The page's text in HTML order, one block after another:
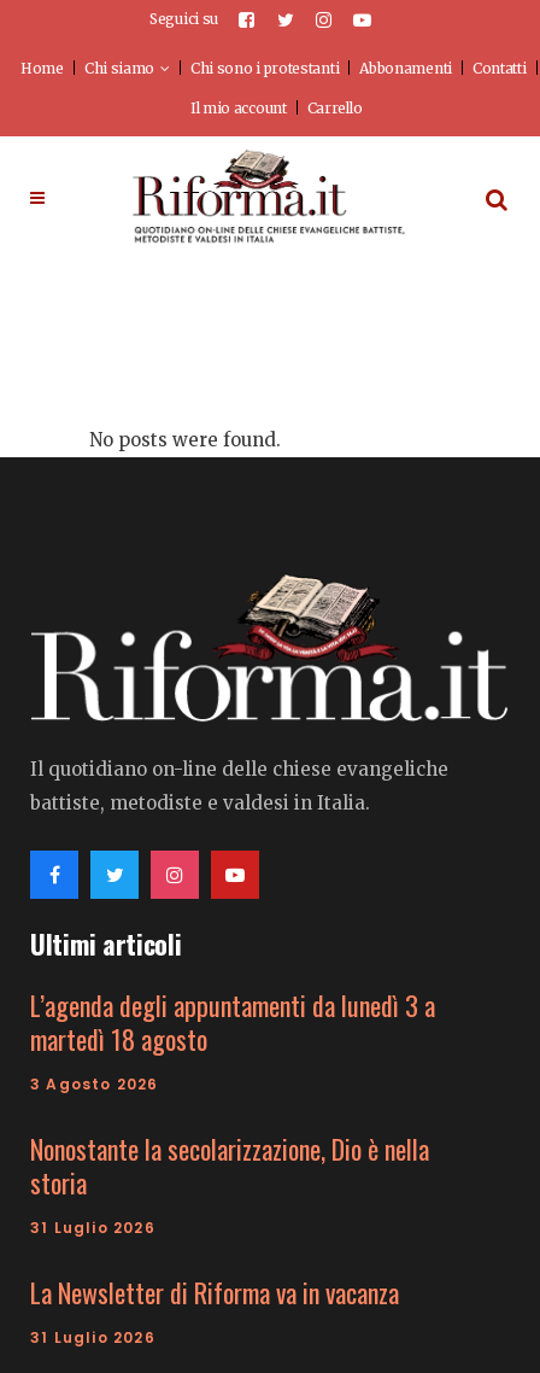
Seguici su
Home Chi siamo Chi sono i protestanti Abbonamenti Contatti
Il mio account Carrello
No posts were found.
Il quotidiano on-line delle chiese evangeliche
battiste, metodiste e valdesi in Italia.
Ultimi articoli
L’agenda degli appuntamenti da lunedì 3 a
martedì 18 agosto
3 Agosto 2026
Nonostante la secolarizzazione, Dio è nella
storia
31 Luglio 2026
La Newsletter di Riforma va in vacanza
31 Luglio 2026